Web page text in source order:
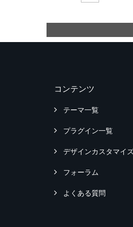
コンテンツ
テーマ一覧
プラグイン一覧
デザインカスタマイ
フォーラム
よくある質問